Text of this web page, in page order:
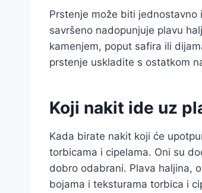
Prstenje može biti
savršeno nadopunjuje plavu
kamenjem, poput safira ili
prstenje uskladite s ostatkom
Koji nakit ide uz
Kada birate nakit koji će
torbicama i cipelama. Oni su
dobro odabrani. Plava haljina,
bojama i teksturama torbica i